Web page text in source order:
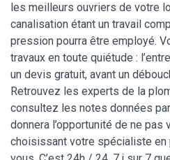
les meilleurs ouvriers de votre
canalisation étant un travail
pression pourra être employé.
travaux en toute quiétude :
un devis gratuit, avant un
Retrouvez les experts de la
consultez les notes données
donnera l’opportunité de ne pas
choisissant votre spécialiste en